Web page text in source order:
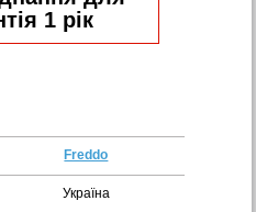
1 рік
Freddo
Україна